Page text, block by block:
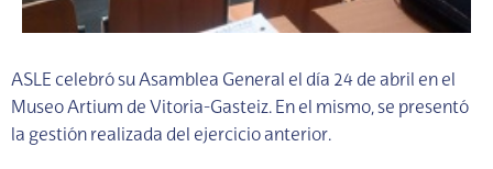
ASLE celebró su Asamblea General el día 24 de abril en el
Museo Artium de Vitoria-Gasteiz. En el mismo, se presentó
la gestión realizada del ejercicio anterior.